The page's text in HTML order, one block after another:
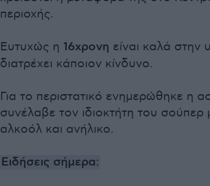
περιοχής.
Ευτυχώς η 16χρονη είναι καλά στην
διατρέχει κάποιον κίνδυνο.
Για το περιστατικό ενημερώθηκε η
συνέλαβε τον ιδιοκτήτη του
αλκοόλ και ανήλικο.
Ειδήσεις σήμερα: